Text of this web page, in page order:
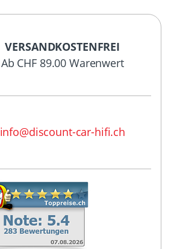
VERSANDKOSTENFREI
Ab CHF 89.00 Warenwert
info@discount-car-hifi.ch